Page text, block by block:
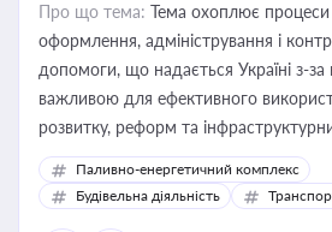
Про що тема: Тема охоплює процеси
оформлення, адміністрування і
допомоги, що надається Україні з-
важливою для ефективного
розвитку, реформ та
Паливно-енергетичний комплекс
Будівельна діяльність